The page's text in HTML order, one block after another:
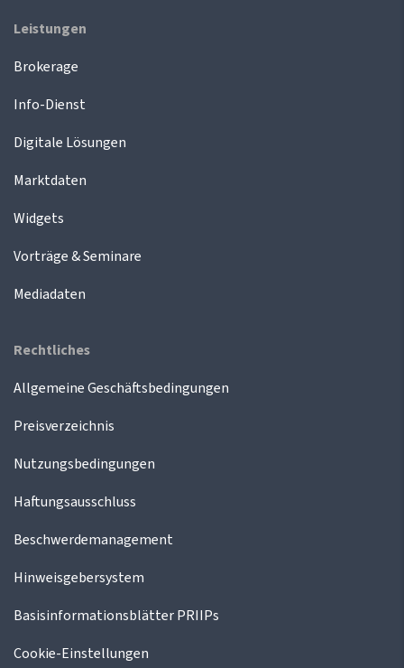
Leistungen
Brokerage
Info-Dienst
Digitale Lösungen
Marktdaten
Widgets
Vorträge & Seminare
Mediadaten
Rechtliches
Allgemeine Geschäftsbedingungen
Preisverzeichnis
Nutzungsbedingungen
Haftungsausschluss
Beschwerdemanagement
Hinweisgebersystem
Basisinformationsblätter PRIIPs
Cookie-Einstellungen